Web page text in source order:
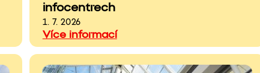
infocentrech
1. 7. 2026
Více informací